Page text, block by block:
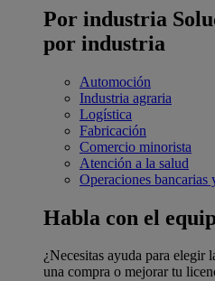
Por industria
por industria
Automoción
Industria agraria
Logística
Fabricación
Comercio minorista
Atención a la salud
Operaciones bancarias
Habla con el
¿Necesitas ayuda para elegir
una compra o mejorar tu